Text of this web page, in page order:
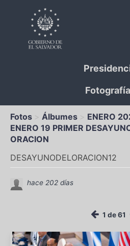
Fotos Álbumes
ENERO
ENERO 19 PRIMER
ORACION
DESAYUNODELORACION12
hace 202 días
1 de 61